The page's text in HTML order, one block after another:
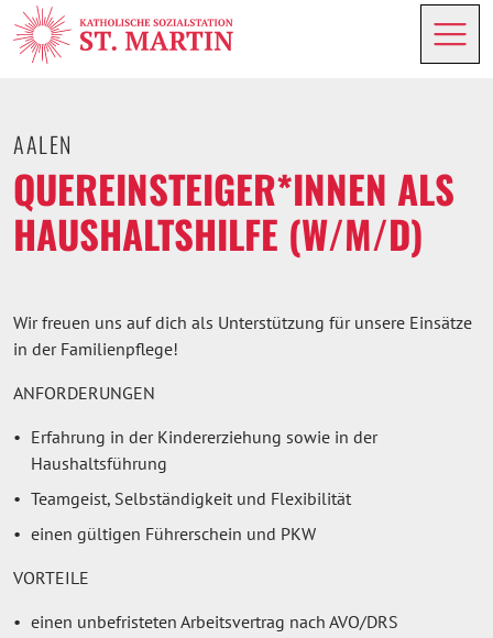
AALEN
QUEREINSTEIGER*INNEN ALS
HAUSHALTSHILFE (W/M/D)
Wir freuen uns auf dich als Unterstützung für unsere Einsätze
in der Familienpflege!
ANFORDERUNGEN
Erfahrung in der Kindererziehung sowie in der
Haushaltsführung
Teamgeist, Selbständigkeit und Flexibilität
einen gültigen Führerschein und PKW
VORTEILE
einen unbefristeten Arbeitsvertrag nach AVO/DRS